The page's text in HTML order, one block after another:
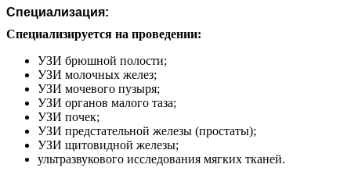
Специализация:
Специализируется на проведении:
УЗИ брюшной полости;
УЗИ молочных желез;
УЗИ мочевого пузыря;
УЗИ органов малого таза;
УЗИ почек;
УЗИ предстательной железы (простаты);
УЗИ щитовидной железы;
ультразвукового исследования мягких тканей.